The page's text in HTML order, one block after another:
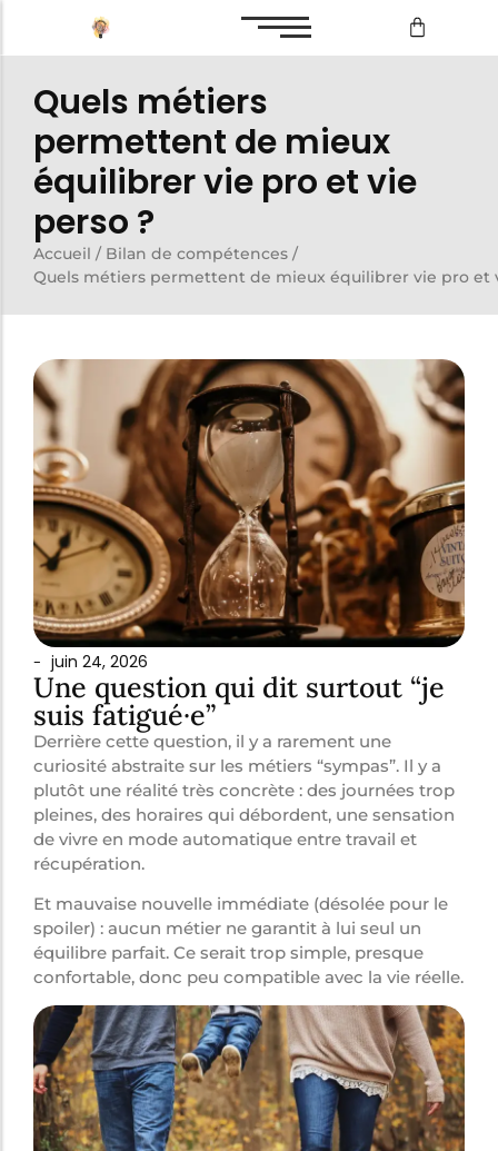
Bilan de compétences
Reconversion professionnelle
Bilan de compétences
Reconversion professionnelle
Quels métiers
permettent de mieux
équilibrer vie pro et vie
perso ?
Accueil / Bilan de compétences /
Quels métiers permettent de mieux équilibrer vie pro et
- juin 24, 2026
Une question qui dit surtout “je
suis fatigué·e”
Derrière cette question, il y a rarement une
curiosité abstraite sur les métiers “sympas”. Il y a
plutôt une réalité très concrète : des journées trop
pleines, des horaires qui débordent, une sensation
de vivre en mode automatique entre travail et
récupération.
Et mauvaise nouvelle immédiate (désolée pour le
spoiler) : aucun métier ne garantit à lui seul un
équilibre parfait. Ce serait trop simple, presque
confortable, donc peu compatible avec la vie réelle.